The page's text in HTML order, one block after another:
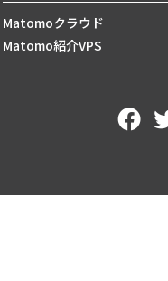
Matomoクラウド
Matomo紹介VPS